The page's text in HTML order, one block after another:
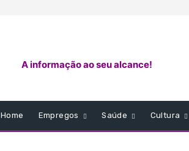
A informação ao seu alcance!
Home Empregos Saúde Cultura